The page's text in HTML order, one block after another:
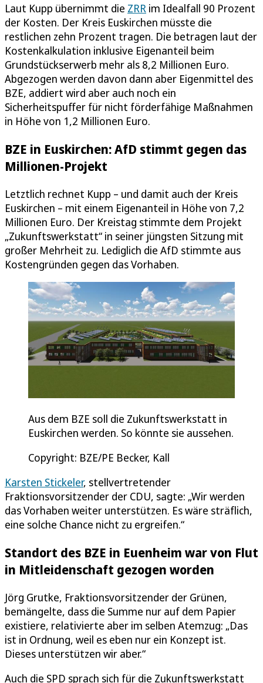
Laut Kupp übernimmt die ZRR im Idealfall 90 Prozent
der Kosten. Der Kreis Euskirchen müsste die
restlichen zehn Prozent tragen. Die betragen laut der
Kostenkalkulation inklusive Eigenanteil beim
Grundstückserwerb mehr als 8,2 Millionen Euro.
Abgezogen werden davon dann aber Eigenmittel des
BZE, addiert wird aber auch noch ein
Sicherheitspuffer für nicht förderfähige Maßnahmen
in Höhe von 1,2 Millionen Euro.
BZE in Euskirchen: AfD stimmt gegen das
Millionen-Projekt
Letztlich rechnet Kupp – und damit auch der Kreis
Euskirchen – mit einem Eigenanteil in Höhe von 7,2
Millionen Euro. Der Kreistag stimmte dem Projekt
„Zukunftswerkstatt“ in seiner jüngsten Sitzung mit
großer Mehrheit zu. Lediglich die AfD stimmte aus
Kostengründen gegen das Vorhaben.
Aus dem BZE soll die Zukunftswerkstatt in
Euskirchen werden. So könnte sie aussehen.
Copyright: BZE/PE Becker, Kall
Karsten Stickeler, stellvertretender
Fraktionsvorsitzender der CDU, sagte: „Wir werden
das Vorhaben weiter unterstützen. Es wäre sträflich,
eine solche Chance nicht zu ergreifen.“
Standort des BZE in Euenheim war von Flut
in Mitleidenschaft gezogen worden
Jörg Grutke, Fraktionsvorsitzender der Grünen,
bemängelte, dass die Summe nur auf dem Papier
existiere, relativierte aber im selben Atemzug: „Das
ist in Ordnung, weil es eben nur ein Konzept ist.
Dieses unterstützen wir aber.“
Auch die SPD sprach sich für die Zukunftswerkstatt